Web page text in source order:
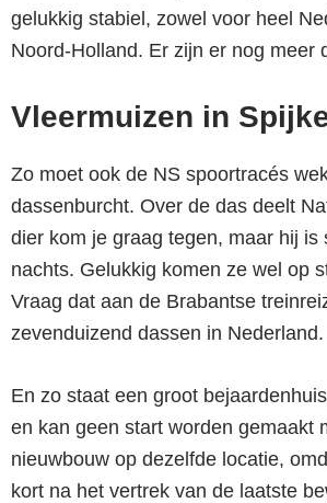
gelukkig stabiel, zowel voor heel
Noord-Holland. Er zijn er nog meer
Vleermuizen in
Zo moet ook de NS spoortracés
dassenburcht. Over de das deelt
dier kom je graag tegen, maar hij is
nachts. Gelukkig komen ze wel op
Vraag dat aan de Brabantse
zevenduizend dassen in Nederland.
En zo staat een groot
en kan geen start worden gemaakt
nieuwbouw op dezelfde locatie,
kort na het vertrek van de laatste